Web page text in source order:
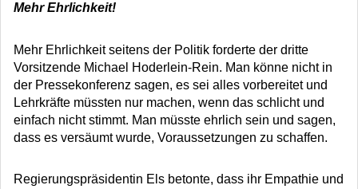
Mehr Ehrlichkeit!
Mehr Ehrlichkeit seitens der Politik forderte der dritte
Vorsitzende Michael Hoderlein-Rein. Man könne nicht in
der Pressekonferenz sagen, es sei alles vorbereitet und
Lehrkräfte müssten nur machen, wenn das schlicht und
einfach nicht stimmt. Man müsste ehrlich sein und sagen,
dass es versäumt wurde, Voraussetzungen zu schaffen.
Regierungspräsidentin Els betonte, dass ihr Empathie und